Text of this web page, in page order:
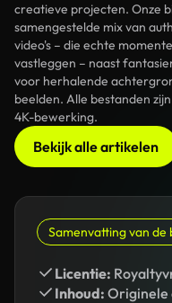
creatieve projecten. Onze
samengestelde mix van
video's – die echte
vastleggen – naast
voor herhalende
beelden. Alle bestanden
4K-bewerking.
Bekijk alle artikelen
Samenvatting van
Licentie:
Inhoud: Originele